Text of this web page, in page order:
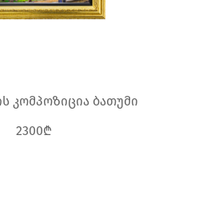
კომპოზიცია ბათუმი
2300₾